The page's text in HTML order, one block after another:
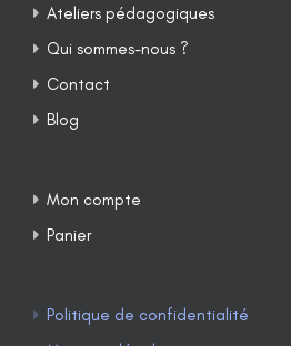
Ateliers pédagogiques
Qui sommes-nous ?
Contact
Blog
Mon compte
Panier
Politique de confidentialité